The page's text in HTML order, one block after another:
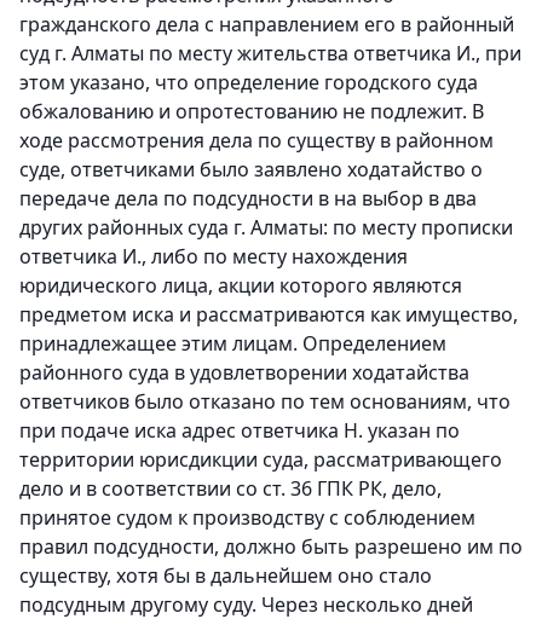
гражданского дела с направлением его в районный
суд г. Алматы по месту жительства ответчика И., при
этом указано, что определение городского суда
обжалованию и опротестованию не подлежит. В
ходе рассмотрения дела по существу в районном
суде, ответчиками было заявлено ходатайство о
передаче дела по подсудности в на выбор в два
других районных суда г. Алматы: по месту прописки
ответчика И., либо по месту нахождения
юридического лица, акции которого являются
предметом иска и рассматриваются как имущество,
принадлежащее этим лицам. Определением
районного суда в удовлетворении ходатайства
ответчиков было отказано по тем основаниям, что
при подаче иска адрес ответчика Н. указан по
территории юрисдикции суда, рассматривающего
дело и в соответствии со ст. 36 ГПК РК, дело,
принятое судом к производству с соблюдением
правил подсудности, должно быть разрешено им по
существу, хотя бы в дальнейшем оно стало
подсудным другому суду. Через несколько дней